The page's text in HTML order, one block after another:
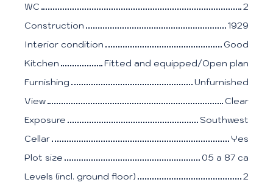
WC
2
Construction
1929
Interior condition
Good
Kitchen
Fitted and equipped/Open plan
Furnishing
Unfurnished
View
Clear
Exposure
Southwest
Cellar
Yes
Plot size
05 a 87 ca
Levels (incl. ground floor)
2